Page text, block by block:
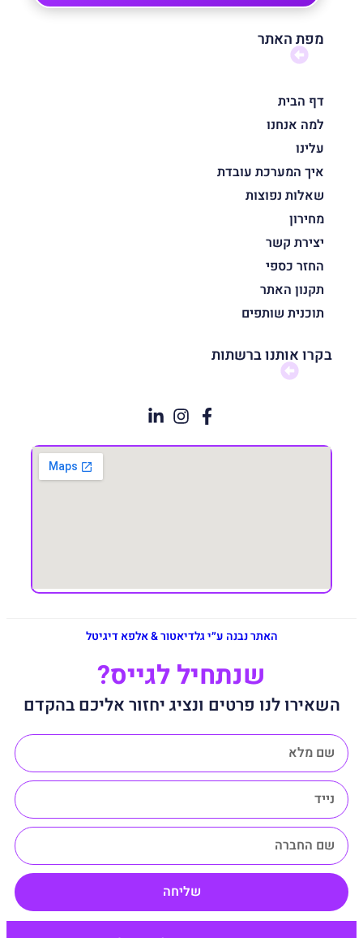
מפת האתר
דף הבית
למה אנחנו
עלינו
איך המערכת עובדת
שאלות נפוצות
מחירון
יצירת קשר
החזר כספי
תקנון האתר
תוכנית שותפים
בקרו אותנו ברשתות
האתר נבנה ע״י גלדיאטור & אלפא דיגיטל
שנתחיל לגייס?
השאירו לנו פרטים ונציג יחזור אליכם בהקדם
שליחה